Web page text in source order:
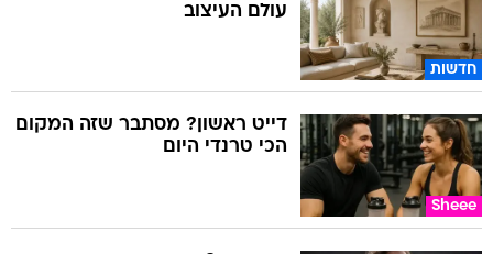
חדשות
עולם העיצוב
Sheee
דייט ראשון? מסתבר שזה המקום
הכי טרנדי היום